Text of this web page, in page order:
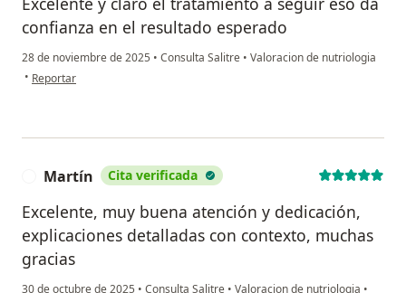
confianza en el resultado esperado
28 de noviembre de 2025 • Consulta Salitre • Valoracion de nutriologia
• en opinión del usuario Moisés García M
Reportar
Martín Cita verificada
Excelente, muy buena atención y dedicación,
explicaciones detalladas con contexto, muchas
gracias
30 de octubre de 2025 • Consulta Salitre • Valoracion de nutriologia •